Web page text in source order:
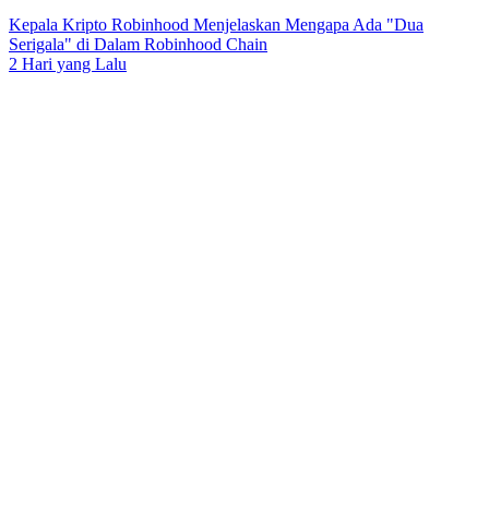
Kepala Kripto Robinhood Menjelaskan Mengapa Ada "Dua
Serigala" di Dalam Robinhood Chain
2 Hari yang Lalu